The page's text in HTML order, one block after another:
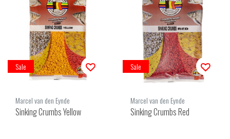
Sale
Marcel van den Eynde
Sinking Crumbs Yellow
Sale
Marcel van den Eynde
Sinking Crumbs Red